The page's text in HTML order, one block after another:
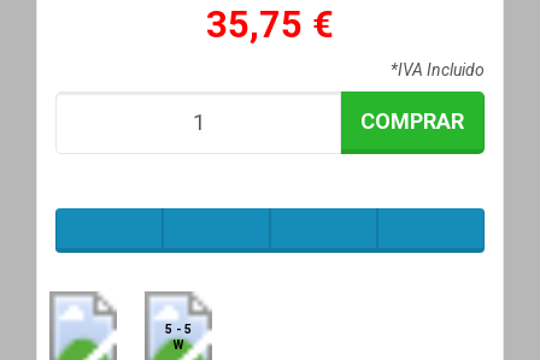
35,75 €
*IVA Incluido
COMPRAR
5 - 5
W